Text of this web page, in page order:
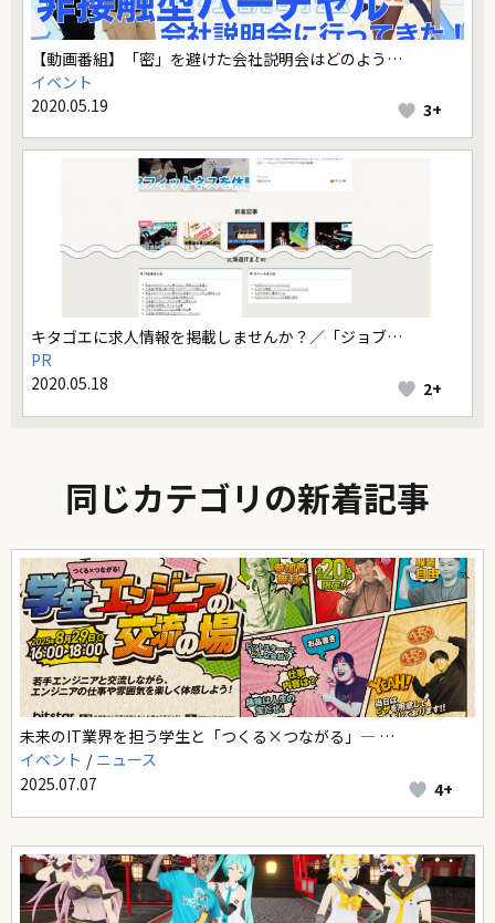
【動画番組】「密」を避けた会社説明会はどのよう…
イベント
2020.05.19
3+
キタゴエに求人情報を掲載しませんか？／「ジョブ…
PR
2020.05.18
2+
同じカテゴリの新着記事
未来のIT業界を担う学生と「つくる×つながる」― …
イベント
ニュース
2025.07.07
4+